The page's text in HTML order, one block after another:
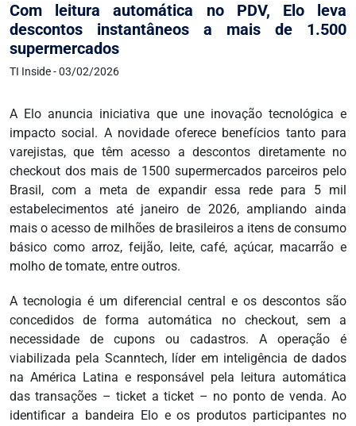
Com leitura automática no PDV, Elo leva
descontos instantâneos a mais de 1.500
supermercados
TI Inside - 03/02/2026
A Elo anuncia iniciativa que une inovação tecnológica e
impacto social. A novidade oferece benefícios tanto para
varejistas, que têm acesso a descontos diretamente no
checkout dos mais de 1500 supermercados parceiros pelo
Brasil, com a meta de expandir essa rede para 5 mil
estabelecimentos até janeiro de 2026, ampliando ainda
mais o acesso de milhões de brasileiros a itens de consumo
básico como arroz, feijão, leite, café, açúcar, macarrão e
molho de tomate, entre outros.
A tecnologia é um diferencial central e os descontos são
concedidos de forma automática no checkout, sem a
necessidade de cupons ou cadastros. A operação é
viabilizada pela Scanntech, líder em inteligência de dados
na América Latina e responsável pela leitura automática
das transações – ticket a ticket – no ponto de venda. Ao
identificar a bandeira Elo e os produtos participantes no